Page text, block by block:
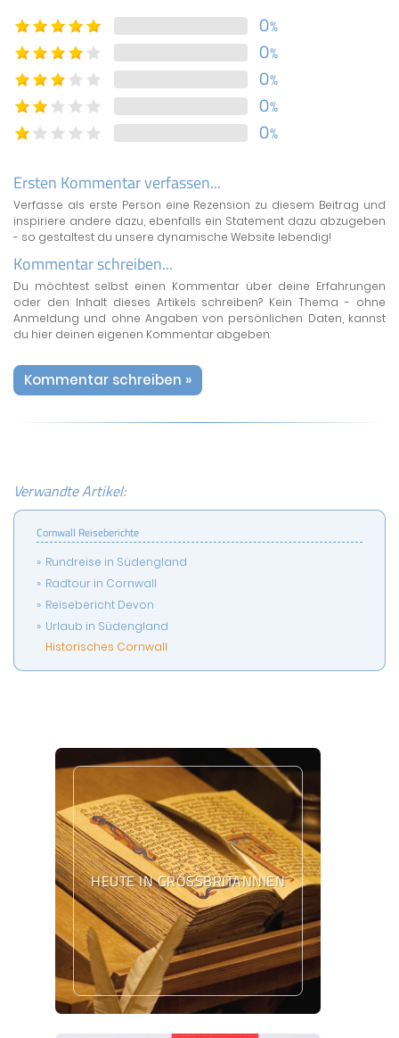
0%
0%
0%
0%
0%
Ersten Kommentar verfassen...
Verfasse als erste Person eine Rezension zu diesem Beitrag und
inspiriere andere dazu, ebenfalls ein Statement dazu abzugeben
- so gestaltest du unsere dynamische Website lebendig!
Kommentar schreiben...
Du möchtest selbst einen Kommentar über deine Erfahrungen
oder den Inhalt dieses Artikels schreiben? Kein Thema - ohne
Anmeldung und ohne Angaben von persönlichen Daten, kannst
du hier deinen eigenen Kommentar abgeben:
Kommentar schreiben »
Verwandte Artikel:
Cornwall Reiseberichte
Rundreise in Südengland
Radtour in Cornwall
Reisebericht Devon
Urlaub in Südengland
Historisches Cornwall
HEUTE IN GROSSBRITANNIEN